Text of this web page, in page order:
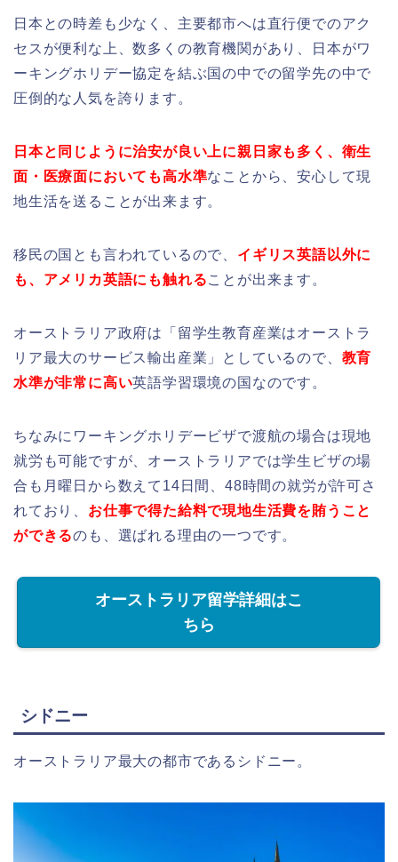
日本との時差も少なく、主要都市へは直行便でのアク
セスが便利な上、数多くの教育機関があり、日本がワ
ーキングホリデー協定を結ぶ国の中での留学先の中で
圧倒的な人気を誇ります。
日本と同じように治安が良い上に親日家も多く、衛生
面・医療面においても高水準なことから、安心して現
地生活を送ることが出来ます。
移民の国とも言われているので、 イギリス英語以外に
も、アメリカ英語にも触れることが出来ます。
オーストラリア政府は「留学生教育産業はオーストラ
リア最大のサービス輸出産業」としているので、 教育
水準が非常に高い英語学習環境の国なのです。
ちなみにワーキングホリデービザで渡航の場合は現地
就労も可能ですが、オーストラリアでは学生ビザの場
合も月曜日から数えて14日間、48時間の就労が許可さ
れており、 お仕事で得た給料で現地生活費を賄うこと
ができるのも、選ばれる理由の一つです。
オーストラリア留学詳細はこ
ちら
シドニー
オーストラリア最大の都市であるシドニー。